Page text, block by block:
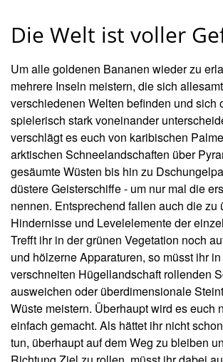
ausweichen oder überdimensionale
Wüste meistern. Überhaupt wird es euch
tun, überhaupt auf dem Weg zu bleiben
Richtung Ziel zu rollen, müsst ihr dabei
allerhand Stolpersteine überwinden. Die
Entwickler sind dabei recht vielfältig
überraschen nicht selten mit fast schon
Einlagen: Beispielsweise wild flatternde
Wegesrand, die mit ihrem Flügelschlag
erzeugen, dass er euch von der Bahn zu
Oder planlos umher tapsende
Kontakt versuchen, von der Plattform zu
Ansonsten gilt es auch, bewegenden
auszuweichen, Abgrund überwindende
nutzen, unkontrollierbare
entgegen zu steuern oder gar riesige
Bewegung zu setzen, indem ihr in ihnen
Hamster im Laufrad.